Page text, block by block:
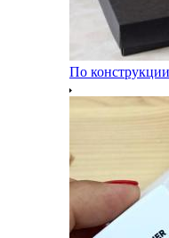
По конструкции